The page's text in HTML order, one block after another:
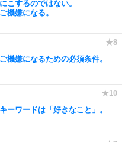
こするのではない。
機嫌になる。
機嫌になるための必須条件。
ーワードは「好きなこと」。